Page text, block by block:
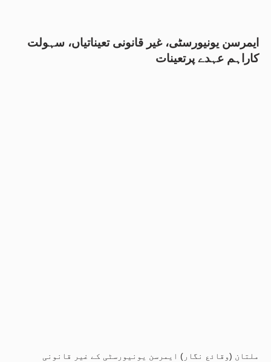
ایمرسن یونیورسٹی، غیر قانونی تعیناتیاں، سہولت
کاراہم عہدے پرتعینات
ملتان (وقائع نگار) ایمرسن یونیورسٹی کے غیر قانونی